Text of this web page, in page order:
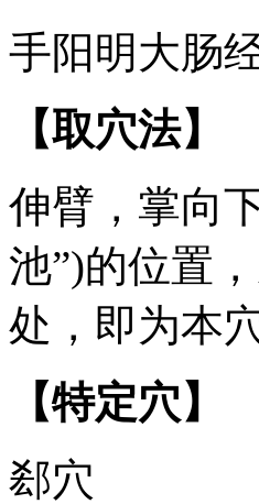
手阳明大肠
【取穴法】
伸臂，掌向
池”)的位置
处，即为本穴
【特定穴】
郄穴